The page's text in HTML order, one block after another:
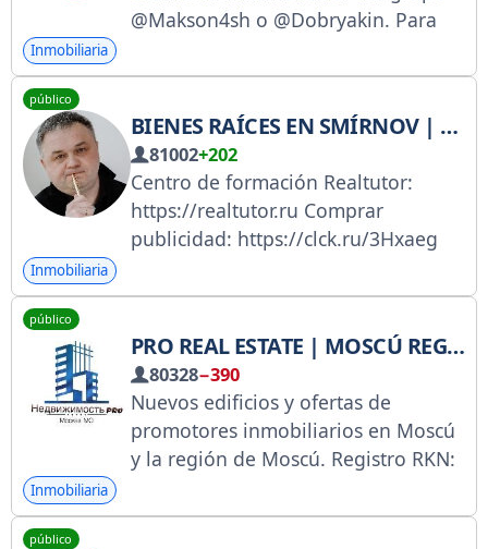
@Makson4sh o @Dobryakin. Para
@Dobryakin.
Inmobiliaria
público
BIENES RAÍCES EN SMÍRNOV | FINCA VYSOTSKY
81002+202
Centro de formación Realtutor:
https://realtutor.ru Comprar
publicidad: https://clck.ru/3Hxaeg
https://clck.ru/3T9PmH Agencia
REGISTRO EN RKN
https://www.gosuslugi.ru/snet/6737
3fb99d804a279bb35
Inmobiliaria
público
PRO REAL ESTATE | MOSCÚ REGIÓN DE MOSCÚ
80328−390
Nuevos edificios y ofertas de
promotores inmobiliarios en Moscú
y la región de Moscú. Registro RKN:
análisis del mercado inmobiliario y
Inmobiliaria
público